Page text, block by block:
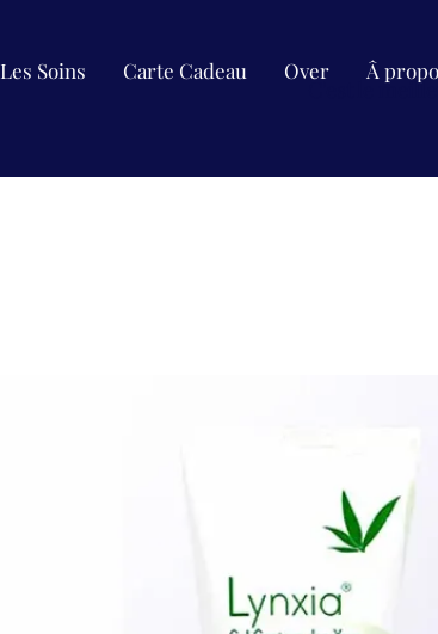
Les Soins Carte Cadeau Over Â
C'est le